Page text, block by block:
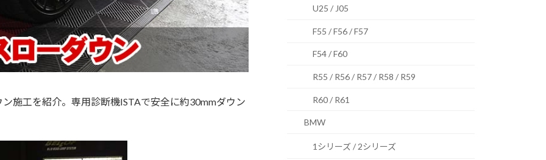
施工を紹介。専用診断機ISTAで安全に約30mmダウン
U25 / J05
F55 / F56 / F57
F54 / F60
R55 / R56 / R57 / R58 / R59
R60 / R61
BMW
1シリーズ / 2シリーズ